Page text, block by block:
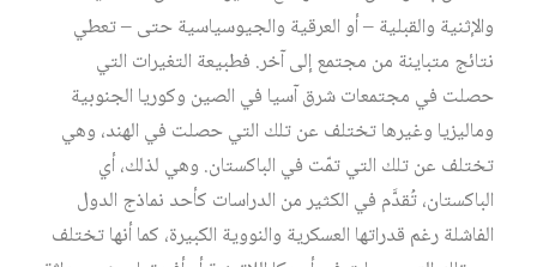
والإثنية والقبلية – أو العرقية والجيوسياسية حتى – تعطي
نتائج متباينة من مجتمع إلى آخر. فطبيعة التغيرات التي
حصلت في مجتمعات شرق آسيا في الصين وكوريا الجنوبية
وماليزيا وغيرها تختلف عن تلك التي حصلت في الهند، وهي
تختلف عن تلك التي تمّت في الباكستان. وهي لذلك، أي
الباكستان، تُقدَّم في الكثير من الدراسات كأحد نماذج الدول
الفاشلة رغم قدراتها العسكرية والنووية الكبيرة، كما أنها تختلف